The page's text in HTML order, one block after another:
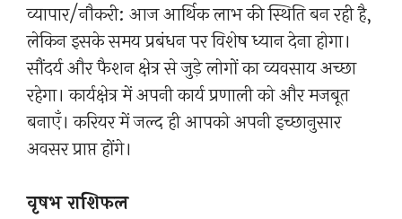
व्यापार/नौकरी: आज आर्थिक लाभ की स्थिति बन रही है,
लेकिन इसके समय प्रबंधन पर विशेष ध्यान देना होगा।
सौंदर्य और फैशन क्षेत्र से जुड़े लोगों का व्यवसाय अच्छा
रहेगा। कार्यक्षेत्र में अपनी कार्य प्रणाली को और मजबूत
बनाएँ। करियर में जल्द ही आपको अपनी इच्छानुसार
अवसर प्राप्त होंगे।
वृषभ राशिफल